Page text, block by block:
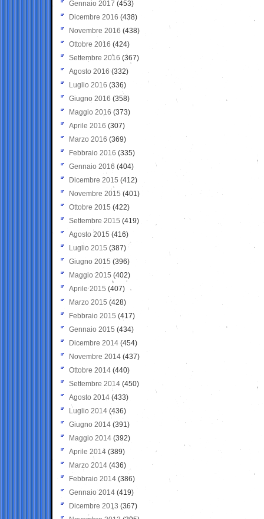
Gennaio 2017 (453)
Dicembre 2016 (438)
Novembre 2016 (438)
Ottobre 2016 (424)
Settembre 2016 (367)
Agosto 2016 (332)
Luglio 2016 (336)
Giugno 2016 (358)
Maggio 2016 (373)
Aprile 2016 (307)
Marzo 2016 (369)
Febbraio 2016 (335)
Gennaio 2016 (404)
Dicembre 2015 (412)
Novembre 2015 (401)
Ottobre 2015 (422)
Settembre 2015 (419)
Agosto 2015 (416)
Luglio 2015 (387)
Giugno 2015 (396)
Maggio 2015 (402)
Aprile 2015 (407)
Marzo 2015 (428)
Febbraio 2015 (417)
Gennaio 2015 (434)
Dicembre 2014 (454)
Novembre 2014 (437)
Ottobre 2014 (440)
Settembre 2014 (450)
Agosto 2014 (433)
Luglio 2014 (436)
Giugno 2014 (391)
Maggio 2014 (392)
Aprile 2014 (389)
Marzo 2014 (436)
Febbraio 2014 (386)
Gennaio 2014 (419)
Dicembre 2013 (367)